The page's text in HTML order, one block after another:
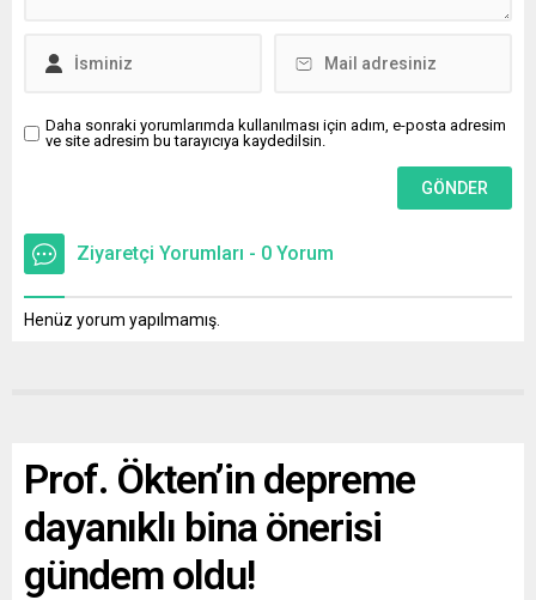
Daha sonraki yorumlarımda kullanılması için adım, e-posta adresim
ve site adresim bu tarayıcıya kaydedilsin.
Ziyaretçi Yorumları - 0 Yorum
Henüz yorum yapılmamış.
Prof. Ökten’in depreme
dayanıklı bina önerisi
gündem oldu!